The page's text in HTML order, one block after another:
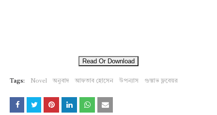
Read Or Download
Tags: Novel অনুবাদ আফতাব হোসেন উপন্যাস গুস্তাভ ফ্লবেয়র